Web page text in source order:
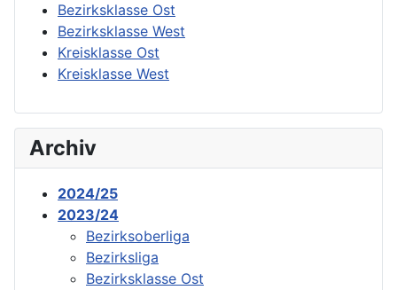
Bezirksklasse Ost
Bezirksklasse West
Kreisklasse Ost
Kreisklasse West
Archiv
2024/25
2023/24
Bezirksoberliga
Bezirksliga
Bezirksklasse Ost